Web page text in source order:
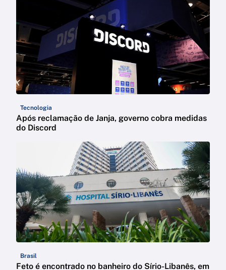
Tecnologia
Após reclamação de Janja, governo cobra medidas
do Discord
Brasil
Feto é encontrado no banheiro do Sírio-Libanês, em